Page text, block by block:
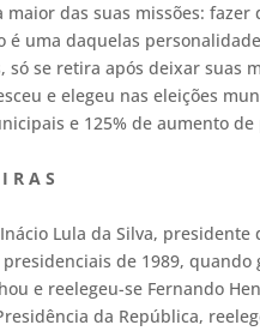
maior das suas missões:
é uma daquelas
só se retira após deixar suas
e elegeu nas eleições
e 125% de aumento
R A S
Lula da Silva,
de 1989, quando
e reelegeu-se Fernando
da República,